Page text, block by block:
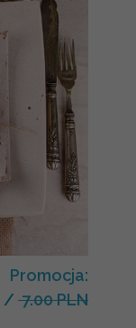
Promocja:
/ 7.00 PLN